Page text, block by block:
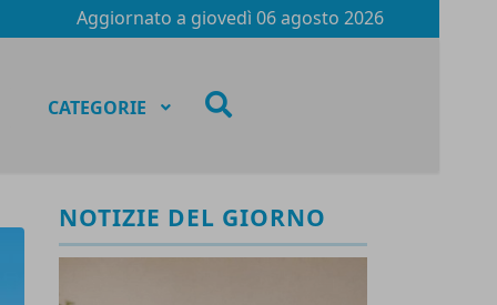
Aggiornato a giovedì 06 agosto 2026
CATEGORIE
NOTIZIE DEL GIORNO